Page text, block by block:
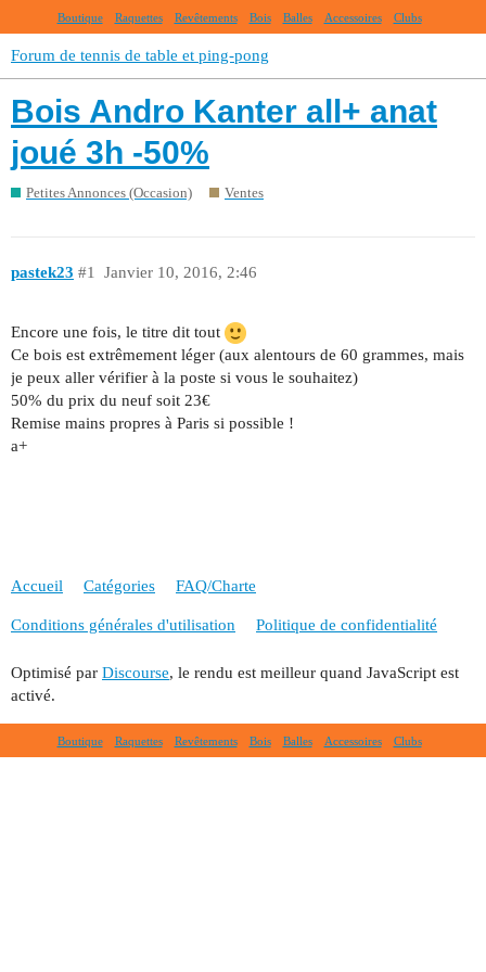
Boutique Raquettes Revêtements Bois Balles Accessoires Clubs
Forum de tennis de table et ping-pong
Bois Andro Kanter all+ anat
joué 3h -50%
Petites Annonces (Occasion) Ventes
pastek23 Janvier 10, 2016, 2:46
#1
Encore une fois, le titre dit tout
Ce bois est extrêmement léger (aux alentours de 60 grammes, mais
je peux aller vérifier à la poste si vous le souhaitez)
50% du prix du neuf soit 23€
Remise mains propres à Paris si possible !
a+
Accueil Catégories FAQ/Charte
Conditions générales d'utilisation Politique de confidentialité
Optimisé par Discourse, le rendu est meilleur quand JavaScript est
activé.
Boutique Raquettes Revêtements Bois Balles Accessoires Clubs